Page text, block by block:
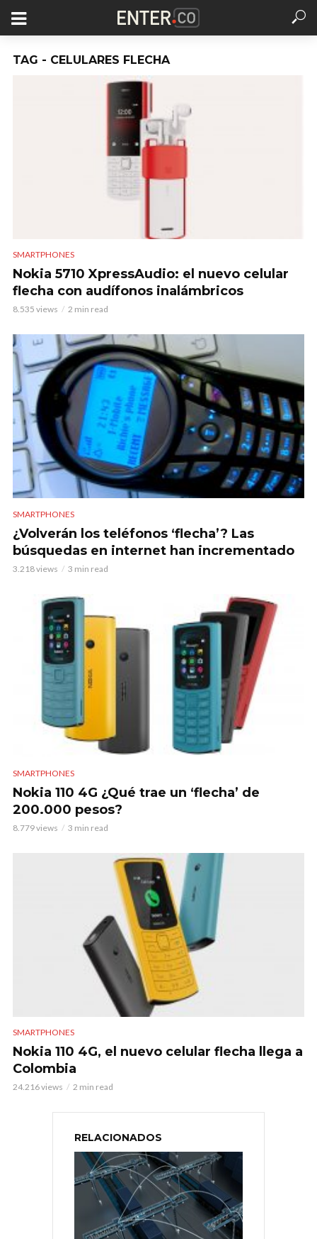
TAG - CELULARES FLECHA
SMARTPHONES
Nokia 5710 XpressAudio: el nuevo celular
flecha con audífonos inalámbricos
8.535 views 2 min read
SMARTPHONES
¿Volverán los teléfonos ‘flecha’? Las
búsquedas en internet han incrementado
3.218 views 3 min read
SMARTPHONES
Nokia 110 4G ¿Qué trae un ‘flecha’ de
200.000 pesos?
8.779 views 3 min read
SMARTPHONES
Nokia 110 4G, el nuevo celular flecha llega a
Colombia
24.216 views 2 min read
RELACIONADOS